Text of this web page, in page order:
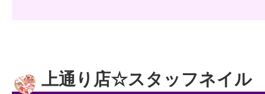
上通り店☆スタッフネイル